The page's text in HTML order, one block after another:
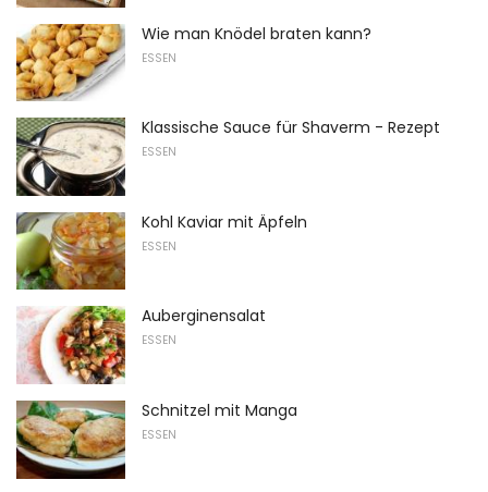
Wie man Knödel braten kann?
ESSEN
Klassische Sauce für Shaverm - Rezept
ESSEN
Kohl Kaviar mit Äpfeln
ESSEN
Auberginensalat
ESSEN
Schnitzel mit Manga
ESSEN